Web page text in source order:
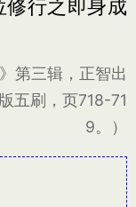
修行之即身成
第三辑，正智出
五刷，页718-71
9。）